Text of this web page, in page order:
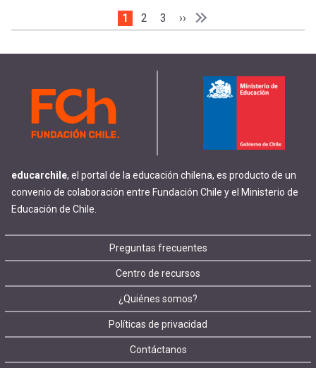
Página actual
1 Page
2 Page
3 Siguiente página
›› Última página
Última »
educarchile, el portal de la educación chilena, es producto de un
convenio de colaboración entre Fundación Chile y el Ministerio de
Educación de Chile.
Footer
menu
Preguntas frecuentes
Centro de recursos
¿Quiénes somos?
Políticas de privacidad
Contáctanos